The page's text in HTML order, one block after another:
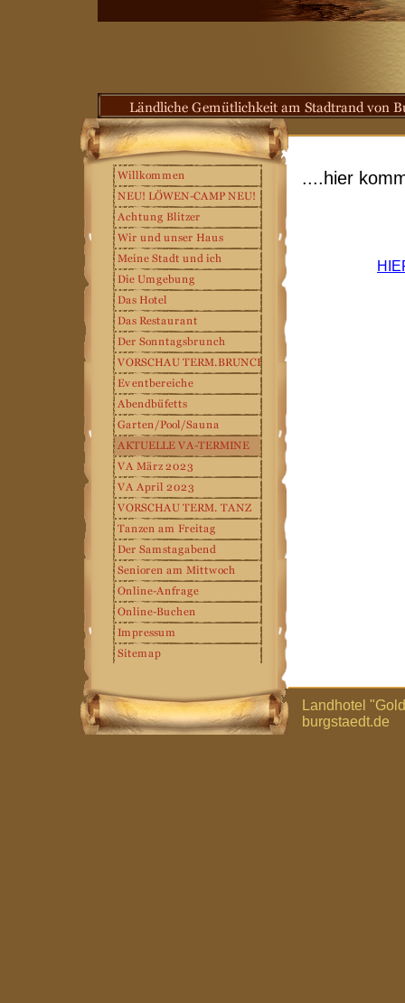
....hier
Landhotel
burgstaedt.de